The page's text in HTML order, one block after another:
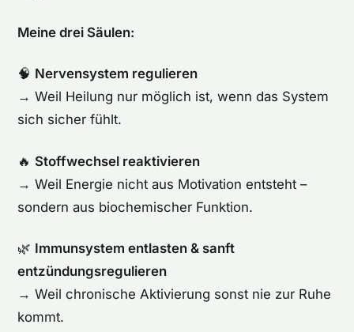
Meine drei Säulen:
🧠 Nervensystem regulieren
→ Weil Heilung nur möglich ist, wenn das System
sich sicher fühlt.
🔥 Stoffwechsel reaktivieren
→ Weil Energie nicht aus Motivation entsteht –
sondern aus biochemischer Funktion.
🌿 Immunsystem entlasten & sanft
entzündungsregulieren
→ Weil chronische Aktivierung sonst nie zur Ruhe
kommt.